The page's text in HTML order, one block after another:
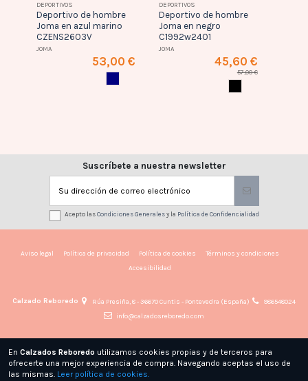
DEPORTIVOS
Deportivo de hombre
Joma en azul marino
CZENS2603V
JOMA
53,00 €
DEPORTIVOS
Deportivo de hombre
Joma en negro
C1992w2401
JOMA
45,60 €
57,00 €
Suscríbete a nuestra newsletter
Acepto lasCondiciones Generalesy la Política de Confidencialidad
Aviso legal Política de privacidad Política de cookies
Términos y condiciones
Accesibilidad
Calzado Reboredo Rúa Presiña, 8 - 36670 Cuntis - Pontevedra (España)
986548024
info@calzadosreboredo.com
En Calzados Reboredo utilizamos cookies propias y de terceros para
ofrecerte una mejor experiencia de compra. Navegando aceptas el uso de
las mismas. Leer política de cookies.